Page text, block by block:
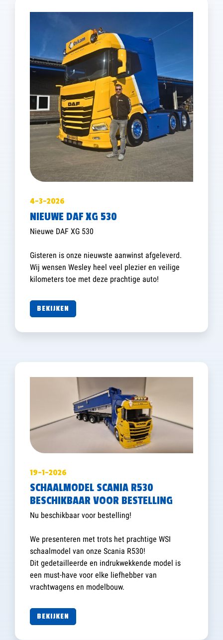
4-3-2026
NIEUWE DAF XG 530
Nieuwe DAF XG 530
Gisteren is onze nieuwste aanwinst afgeleverd.
Wij wensen Wesley heel veel plezier en veilige
kilometers toe met deze prachtige auto!
BEKIJKEN
19-1-2026
SCHAALMODEL SCANIA R530
BESCHIKBAAR VOOR BESTELLING
Nu beschikbaar voor bestelling!
We presenteren met trots het prachtige WSI
schaalmodel van onze Scania R530!
Dit gedetailleerde en indrukwekkende model is
een must-have voor elke liefhebber van
vrachtwagens en modelbouw.
BEKIJKEN